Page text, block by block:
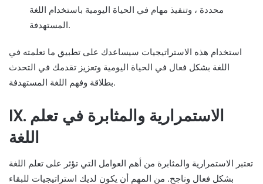
محددة ، وتنفيذ مهام في الحياة اليومية باستخدام اللغة
المستهدفة.
استخدام هذه الاستراتيجيات سيساعدك على تطبيق ما تعلمته في
اللغة بشكل فعال في الحياة اليومية وتعزيز تقدمك في التحدث
بطلاقة وفهم اللغة المستهدفة.
IX. الاستمرارية والمثابرة في تعلم
اللغة
تعتبر الاستمرارية والمثابرة من أهم العوامل التي تؤثر على تعلم اللغة
بشكل فعال وناجح. من المهم أن يكون لديك استراتيجيات للبقاء